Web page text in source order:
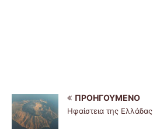
ΠΡΟΗΓΟΎΜΕΝΟ
Ηφαίστεια της Ελλάδας